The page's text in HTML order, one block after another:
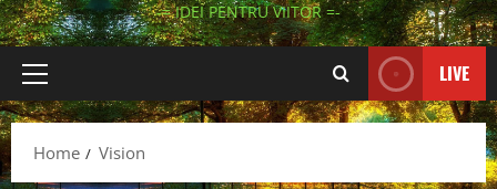
-= IDEI PENTRU VIITOR =-
Primary
Menu
LIVE
Home Vision